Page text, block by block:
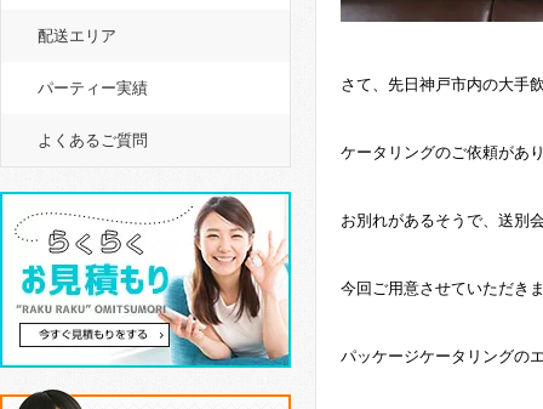
さて、先日神戸市内の大手
ケータリングのご依頼があ
お別れがあるそうで、送別
今回ご用意させていただき
パッケージケータリングの
配送エリア
パーティー実績
よくあるご質問